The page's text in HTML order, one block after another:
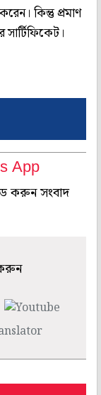
কিন্তু প্রমাণ
App
করুন সংবাদ